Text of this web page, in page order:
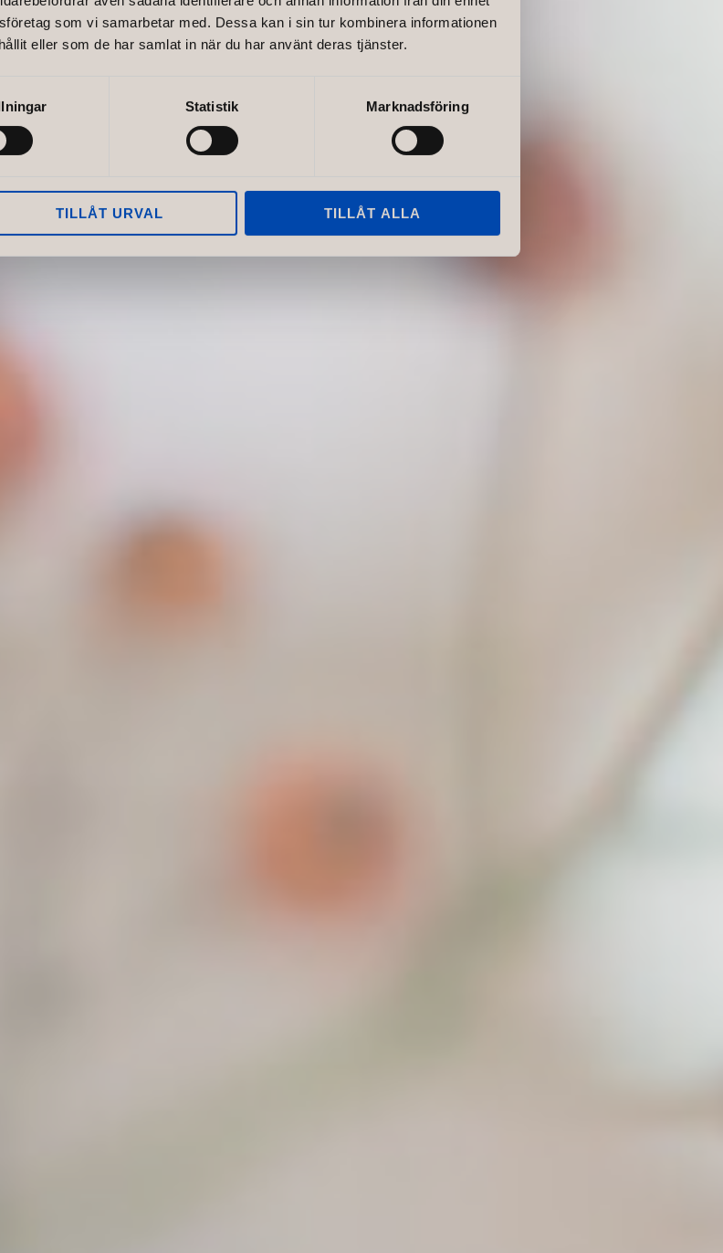
som vi samarbetar med. Dessa kan i sin tur kombinera informationen
eller som de har samlat in när du har använt deras tjänster.
Statistik Marknadsföring
TILLÅT URVAL TILLÅT ALLA